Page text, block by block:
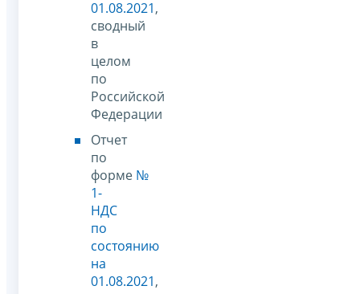
01.08.2021,
сводный
в
целом
по
Российской
Федерации
Отчет
по
форме №
1-
НДС
по
состоянию
на
01.08.2021,